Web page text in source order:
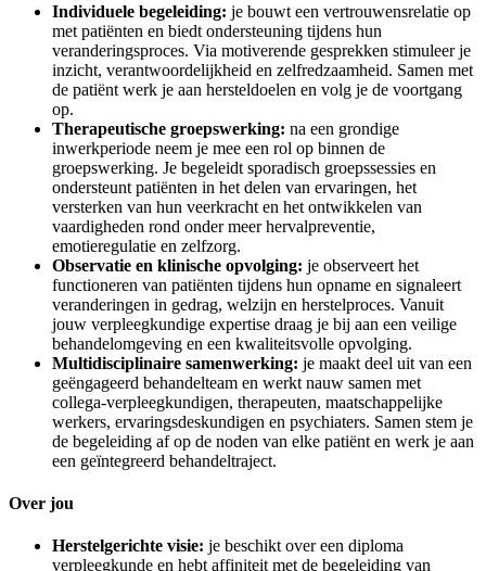
Individuele begeleiding: je bouwt een vertrouwensrelatie op
met patiënten en biedt ondersteuning tijdens hun
veranderingsproces. Via motiverende gesprekken stimuleer je
inzicht, verantwoordelijkheid en zelfredzaamheid. Samen met
de patiënt werk je aan hersteldoelen en volg je de voortgang
op.
Therapeutische groepswerking: na een grondige
inwerkperiode neem je mee een rol op binnen de
groepswerking. Je begeleidt sporadisch groepssessies en
ondersteunt patiënten in het delen van ervaringen, het
versterken van hun veerkracht en het ontwikkelen van
vaardigheden rond onder meer hervalpreventie,
emotieregulatie en zelfzorg.
Observatie en klinische opvolging: je observeert het
functioneren van patiënten tijdens hun opname en signaleert
veranderingen in gedrag, welzijn en herstelproces. Vanuit
jouw verpleegkundige expertise draag je bij aan een veilige
behandelomgeving en een kwaliteitsvolle opvolging.
Multidisciplinaire samenwerking: je maakt deel uit van een
geëngageerd behandelteam en werkt nauw samen met
collega-verpleegkundigen, therapeuten, maatschappelijke
werkers, ervaringsdeskundigen en psychiaters. Samen stem je
de begeleiding af op de noden van elke patiënt en werk je aan
een geïntegreerd behandeltraject.
Over jou
Herstelgerichte visie: je beschikt over een diploma
verpleegkunde en hebt affiniteit met de begeleiding van